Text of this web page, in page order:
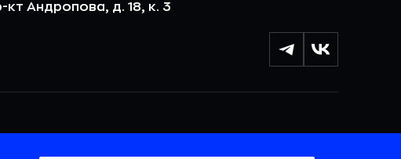
кт Андропова, д. 18, к. 3
веб-сайтом. Если вы не хотите, чтобы ваши